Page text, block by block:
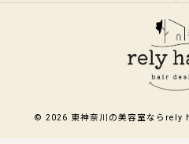
© 2026 東神奈川の美容室ならrely